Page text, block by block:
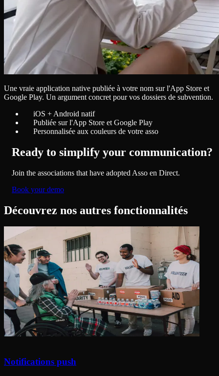
Une vraie application native publiée à votre nom sur l'App Store et
Google Play. Un argument concret pour vos dossiers de subvention.
iOS + Android natif
Publiée sur l'App Store et Google Play
Personnalisée aux couleurs de votre asso
Ready to simplify your communication?
Join the associations that have adopted Asso en Direct.
Book your demo
Découvrez nos autres fonctionnalités
Notifications push